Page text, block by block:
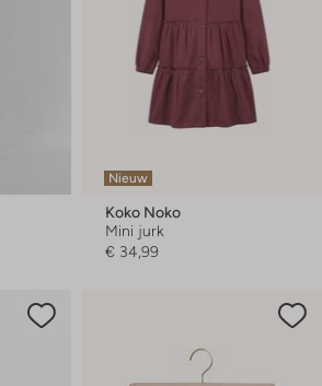
Nieuw
Koko Noko
Mini jurk
€ 34,99